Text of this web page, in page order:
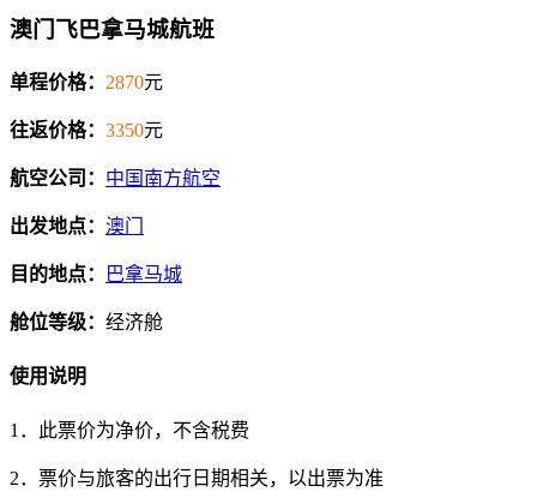
澳门飞巴拿马城航班
单程价格： 2870元
往返价格： 3350元
航空公司： 中国南方航空
出发地点： 澳门
目的地点： 巴拿马城
舱位等级： 经济舱
使用说明
1．此票价为净价，不含税费
2．票价与旅客的出行日期相关，以出票为准